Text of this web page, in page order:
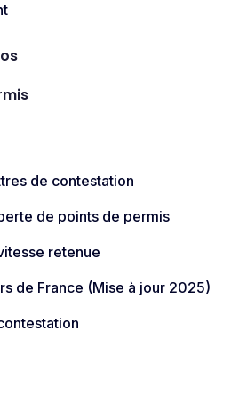
de contestation
de points de permis
retenue
de France (Mise à jour 2025)​